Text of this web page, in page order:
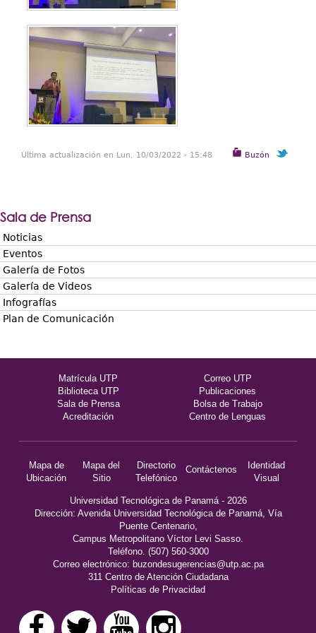
Buzón
Última actualización en Lun, 10/03/2022 - 15:48
Sala de Prensa
Noticias
Eventos
Galería de Fotos
Galería de Videos
Infografías
Plan de Comunicación
Matrícula UTP
Correo UTP
Biblioteca UTP
Publicaciones
Sala de Prensa
Bolsa de Trabajo
Acreditación
Centro de Lenguas
Mapa de
Ubicación
Mapa del
Sitio
Directorio
Telefónico
Contáctenos
Identidad
Visual
Universidad Tecnológica de Panamá - 2026
Dirección: Avenida Universidad Tecnológica de Panamá, Vía
Puente Centenario,
Campus Metropolitano Víctor Levi Sasso.
Teléfono. (507) 560-3000
Correo electrónico: buzondesugerencias@utp.ac.pa
311 Centro de Atención Ciudadana
Políticas de Privacidad